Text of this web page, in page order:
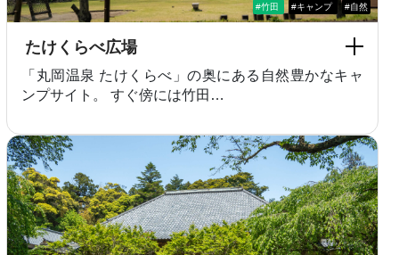
#竹田 #キャンプ #自然
たけくらべ広場
「丸岡温泉 たけくらべ」の奥にある自然豊かなキャ
ンプサイト。 すぐ傍には竹田…